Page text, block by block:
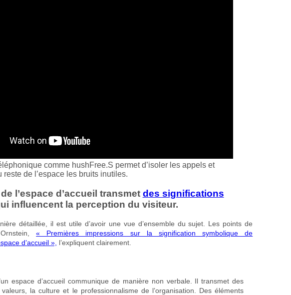
comme hushFree.S permet d’isoler les appels et
reste de l’espace les bruits inutiles.
l’espace d’accueil transmet des significations
influencent la perception du visiteur.
détaillée, il est utile d’avoir une vue d’ensemble du sujet. Les points de
« Premières impressions sur la signification symbolique de
d’accueil », l’expliquent clairement.
espace d’accueil communique de manière non verbale. Il transmet des
la culture et le professionnalisme de l’organisation. Des éléments